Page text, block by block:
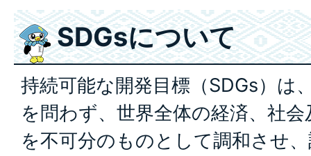
SDGsについて
持続可能な開発目標（SDGs）は
を問わず、世界全体の経済、社
を不可分のものとして調和させ